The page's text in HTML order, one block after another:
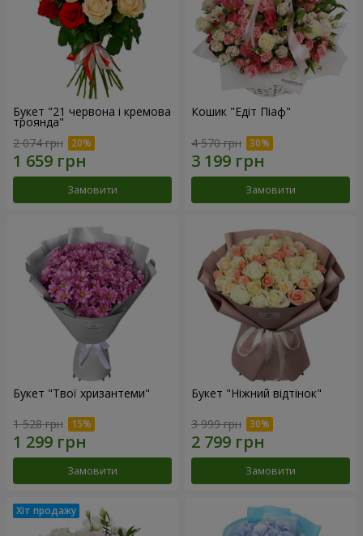
Букет "21 червона і кремова
троянда"
2 074 грн
Замовити
Кошик "Едіт Піаф"
4 570 грн
Замовити
Букет "Твої хризантеми"
1 528 грн
Замовити
Букет "Ніжний відтінок"
3 999 грн
Замовити